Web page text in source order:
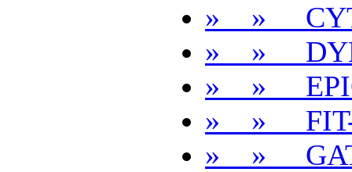
» »
» »
» »
» » FIT-
» »